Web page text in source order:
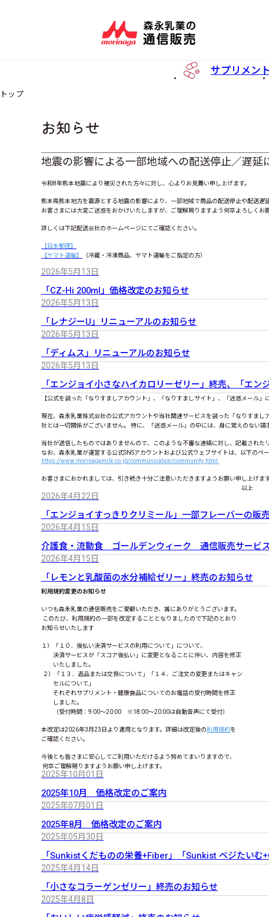
サプリメント
トップ
お知らせ
地震の影響による一部地域への配送停止／遅延
令和8年熊本地震により被災された方々に対し、心よりお見舞い申し上げます。
熊本県熊本地方を震源とする地震の影響により、一部地域で商品の配送停止や配送遅
お客さまには大変ご迷惑をおかけいたしますが、ご理解賜りますよう何卒よろしくお
詳しくは下記配送会社のホームページにてご確認ください。
【日本郵便】
【ヤマト運輸】
（冷蔵・冷凍商品、ヤマト運輸をご指定の方）
2026年5月13日
「CZ-Hi 200ml」価格改定のお知らせ
2026年5月13日
「レナジーU」リニューアルのお知らせ
2026年5月13日
「ディムス」リニューアルのお知らせ
2026年5月13日
「エンジョイ小さなハイカロリーゼリー」終売、「エン
【公式を装った「なりすましアカウント」、「なりすましサイト」、「迷惑メール」
現在、森永乳業株式会社の公式アカウントや当社関連サービスを装った「なりすま
社とは一切関係がございません。 特に、「迷惑メール」の中には、身に覚えのない
当社が送信したものではありませんので、このような不審な連絡に対し、記載され
なお、森永乳業が運営する公式SNSアカウントおよび公式ウェブサイトは、以下のペ
https://www.morinagamilk.co.jp/communication/community.html
お客さまにおかれましては、引き
以上
2026年4月22日
「エンジョイすっきりクリミール」一部フレーバーの販
2026年4月15日
介護食・流動食 ゴールデンウィーク 通信販売サービ
2026年4月15日
「レモンと乳酸菌の水分補給ゼリー」終売のお知らせ
利用規約変更のお知らせ
いつも森永乳業の通信販売をご愛顧いただき、誠にありがとうございます。
このたび、利用規約の一部を改定することとなりましたので下記のとおり
お知らせいたします
１）「１０．後払い決済サービスの利用について」について、
決済サービスが「スコア後払い」に変更となることに伴い、内容を修正
いたしました。
２）「１３．返品または交換について」「１４．ご注文の変更またはキャン
セルについて」
それぞれサプリメント・健康食品についてのお電話の受付時間を修正
しました。
（受付時間：9:00～20:00 ※18:00～20:00は自動音声にて受付）
本改定は2026年3月23日より適用となります。詳細は改定後の利用規約を
ご確認ください。
今後とも皆さまに安心してご利用いただけるよう努めてまいりますので、
何卒ご理解賜りますようお願い申し上げます。
2025年10月01日
2025年10月 価格改定のご案内
2025年07月01日
2025年8月 価格改定のご案内
2025年05月30日
「Sunkistくだものの栄養+Fiber」「Sunkist ベジたいむ
2025年4月14日
「小さなコラーゲンゼリー」終売のお知らせ
2025年4月8日